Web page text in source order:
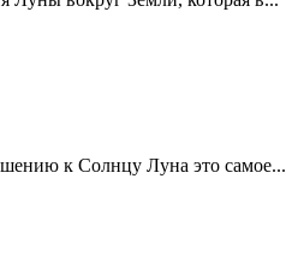
к Солнцу Луна это самое...